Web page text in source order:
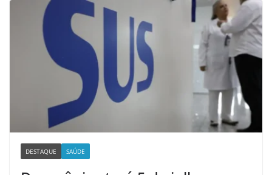
DESTAQUE SAÚDE